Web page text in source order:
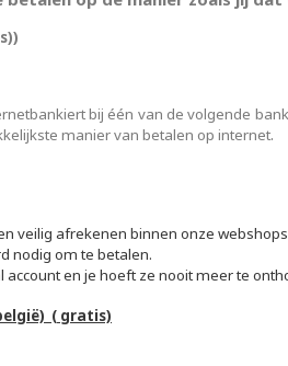
bij één van de volgende
manier van betalen op internet.
veilig afrekenen binnen onze
nodig om te betalen.
account en je hoeft ze nooit meer te
( gratis)